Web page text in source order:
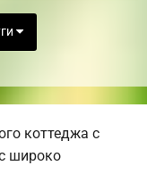
коттеджа с
широко